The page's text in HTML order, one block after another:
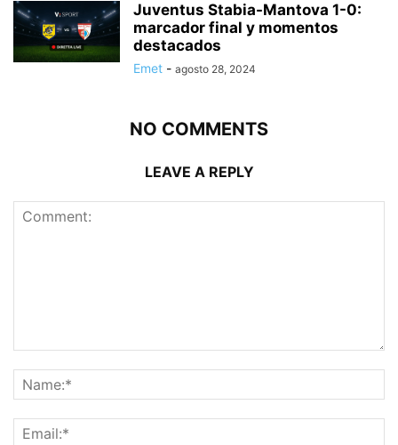
Juventus Stabia-Mantova 1-0:
marcador final y momentos
destacados
Emet - agosto 28, 2024
NO COMMENTS
LEAVE A REPLY